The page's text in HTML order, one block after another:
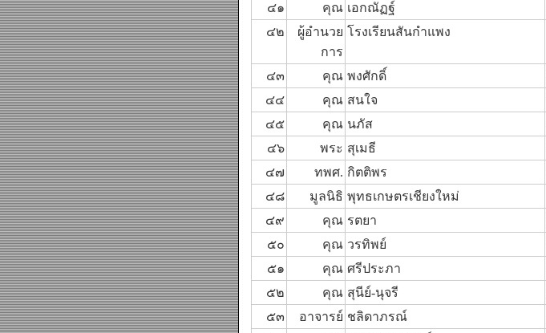
๔๑
คุณ เอกณัฏฐ์
๔๒
ผู้อำนวย
การ
โรงเรียนสันกำแพง
๔๓ คุณ พงศักดิ์
๔๔
คุณ สนใจ
๔๕
คุณ นภัส
๔๖
พระ สุเมธี
๔๗
ทพศ. กิตติพร
๔๘
มูลนิธิ พุทธเกษตรเชียงใหม่
๔๙
คุณ รตยา
๕๐
คุณ วรทิพย์
๕๑
คุณ ศรีประภา
๕๒
คุณ สุนีย์-นุจรี
๕๓
อาจารย์ ชลิดาภรณ์